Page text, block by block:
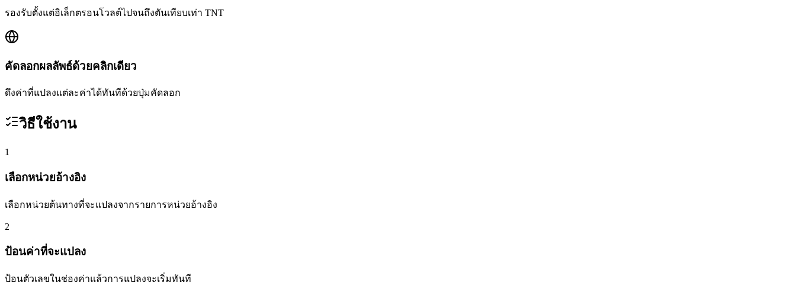
รองรับตั้งแต่อิเล็กตรอนโวลต์ไปจนถึงตันเทียบเท่า TNT
คัดลอกผลลัพธ์ด้วยคลิกเดียว
ดึงค่าที่แปลงแต่ละค่าได้ทันทีด้วยปุ่มคัดลอก
วิธีใช้งาน
1
เลือกหน่วยอ้างอิง
เลือกหน่วยต้นทางที่จะแปลงจากรายการหน่วยอ้างอิง
2
ป้อนค่าที่จะแปลง
ป้อนตัวเลขในช่องค่าแล้วการแปลงจะเริ่มทันที